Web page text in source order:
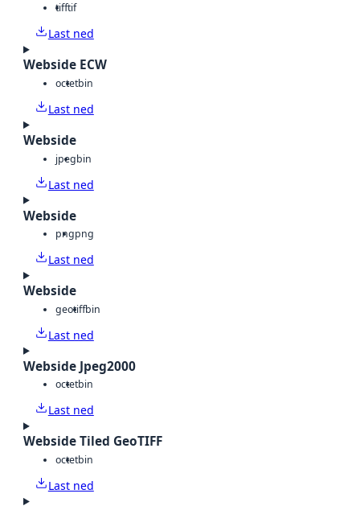
tifftif
Last ned
Webside ECW
octetbin
Last ned
Webside
jpegbin
Last ned
Webside
pngpng
Last ned
Webside
geotiffbin
Last ned
Webside Jpeg2000
octetbin
Last ned
Webside Tiled GeoTIFF
octetbin
Last ned